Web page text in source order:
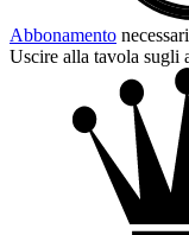
Abbonamento
Uscire alla tavola sugli